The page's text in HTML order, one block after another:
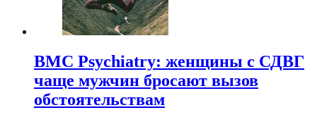
BMC Psychiatry: женщины с СДВГ
чаще мужчин бросают вызов
обстоятельствам